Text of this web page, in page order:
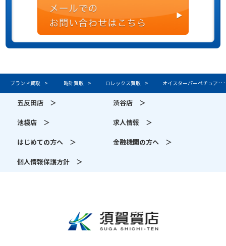
ブランド買取 時計買取 ロレックス買取 オイスターパーペチュアルの買取
五反田店 ＞ 渋谷店 ＞
池袋店 ＞ 求人情報 ＞
はじめての方へ ＞ 金融機関の方へ ＞
個人情報保護方針 ＞